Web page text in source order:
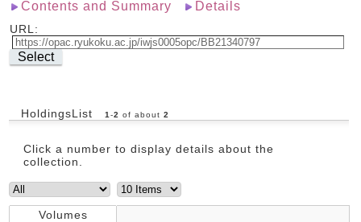
Contents and Summary Details
URL:
Select
HoldingsList 1 -2 of about 2
Click a number to display details about the
collection.
Volumes